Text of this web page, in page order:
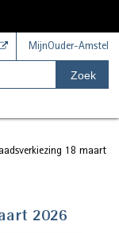
MijnOuder-Amstel
Zoek
18 maart
2026